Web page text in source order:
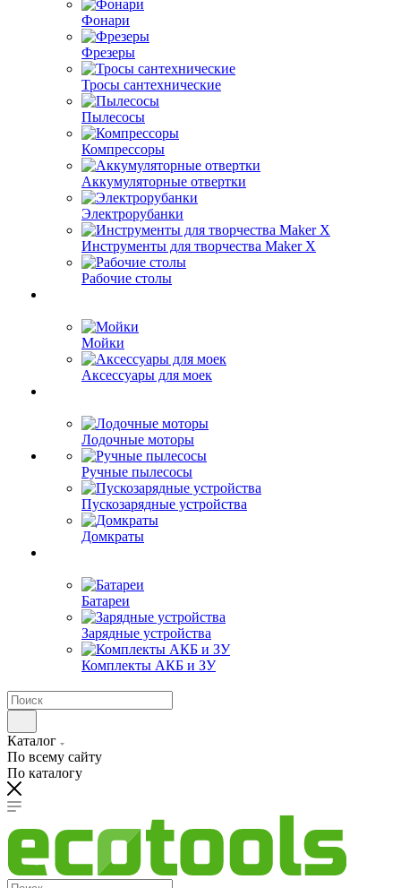
Фонари
Фрезеры
Тросы сантехнические
Пылесосы
Компрессоры
Аккумуляторные отвертки
Электрорубанки
Инструменты для творчества Maker X
Рабочие столы
Мойки
Аксессуары для моек
Лодочные моторы
Ручные пылесосы
Пускозарядные устройства
Домкраты
Батареи
Зарядные устройства
Комплекты АКБ и ЗУ
Каталог
По всему сайту
По каталогу